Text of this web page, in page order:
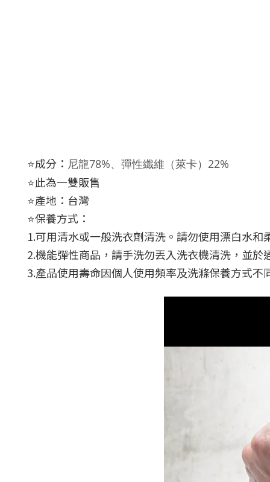
⭐️成分： 尼龍78%、彈性纖維（萊卡）22%
⭐️此為一雙販售
⭐️產地：台灣
⭐️保養方式：
1.可用清水或一般洗衣劑清洗。請勿使用漂白水和
2.機能彈性商品，請手洗勿丟入洗衣機清洗，並
3.產品使用壽命因個人使用頻率及洗滌保養方式